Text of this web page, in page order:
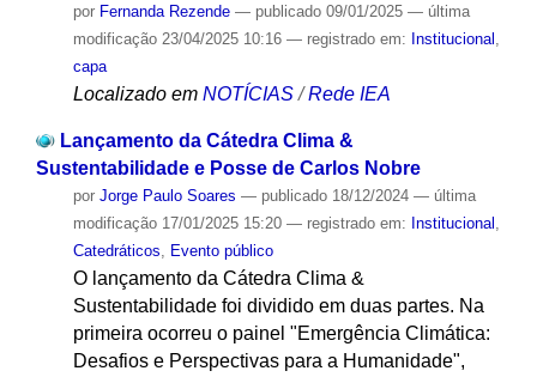
por Fernanda Rezende — publicado09/01/2025 — última
modificação23/04/2025 10:16 — registrado em: Institucional ,
capa
Localizado em NOTÍCIAS /Rede IEA
Lançamento da Cátedra Clima &
Sustentabilidade e Posse de Carlos Nobre
por Jorge Paulo Soares — publicado18/12/2024 — última
modificação17/01/2025 15:20 — registrado em: Institucional ,
Catedráticos, Evento público
O lançamento da Cátedra Clima &
Sustentabilidade foi dividido em duas partes. Na
primeira ocorreu o painel "Emergência Climática:
Desafios e Perspectivas para a Humanidade",